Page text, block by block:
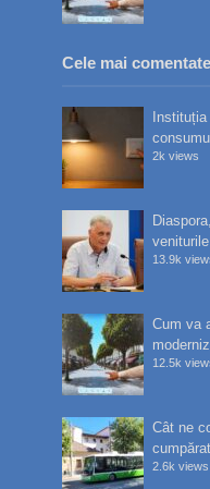
Cele mai comentate
2k views
13.9k
Cum va
12.5k
Cât ne
2.6k views